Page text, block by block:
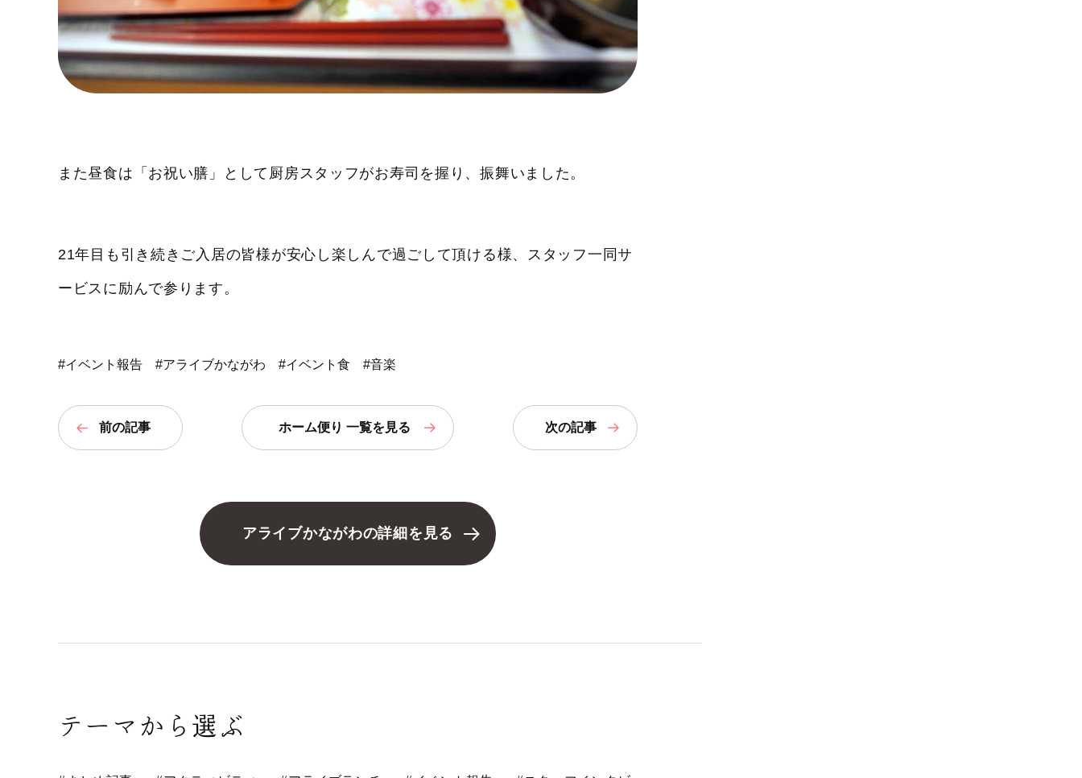
また昼食は「お祝い膳」として厨房スタッフがお寿司を握り、振舞いました。
21年目も引き続きご入居の皆様が安心し楽しんで過ごして頂ける様、スタッフ一同サ
ービスに励んで参ります。
#イベント報告 #アライブかながわ #イベント食 #音楽
前の記事 次の記事
ホーム便り 一覧を見る
アライブかながわの詳細を見る
テーマから選ぶ